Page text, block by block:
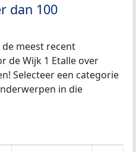
dan 100
meest recent
de Wijk 1 Etalle over
Selecteer een categorie
in die